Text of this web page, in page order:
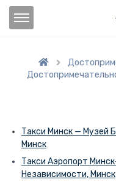

Такси Минск — Музей
Минск
Такси Аэропорт
Независимости, Минск